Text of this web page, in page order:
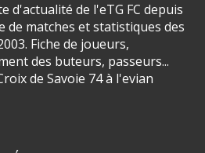
d'actualité de l'eTG FC depuis
de matches et statistiques des
Fiche de joueurs,
des buteurs, passeurs...
de Savoie 74 à l'evian